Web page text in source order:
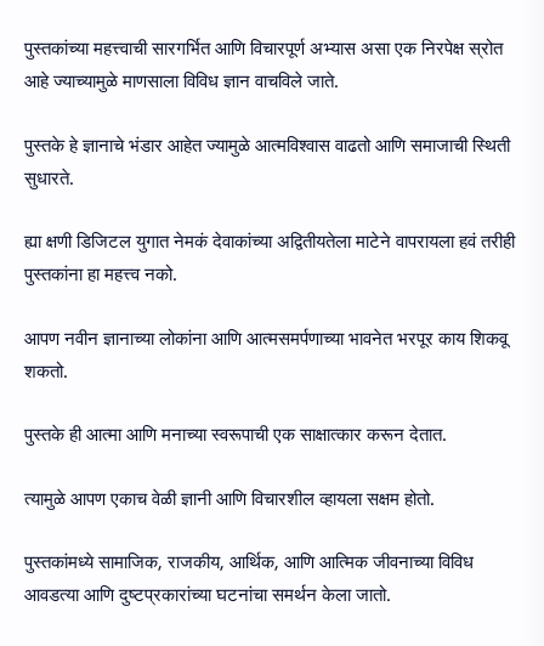
पुस्तकांच्या महत्त्वाची सारगर्भित आणि विचारपूर्ण अभ्यास असा एक निरपेक्ष स्रोत
आहे ज्याच्यामुळे माणसाला विविध ज्ञान वाचविले जाते.
पुस्तके हे ज्ञानाचे भंडार आहेत ज्यामुळे आत्मविश्वास वाढतो आणि समाजाची स्थिती
सुधारते.
ह्या क्षणी डिजिटल युगात नेमकं देवाकांच्या अद्वितीयतेला माटेने वापरायला हवं तरीही
पुस्तकांना हा महत्त्व नको.
आपण नवीन ज्ञानाच्या लोकांना आणि आत्मसमर्पणाच्या भावनेत भरपूर काय शिकवू
शकतो.
पुस्तके ही आत्मा आणि मनाच्या स्वरूपाची एक साक्षात्कार करून देतात.
त्यामुळे आपण एकाच वेळी ज्ञानी आणि विचारशील व्हायला सक्षम होतो.
पुस्तकांमध्ये सामाजिक, राजकीय, आर्थिक, आणि आत्मिक जीवनाच्या विविध
आवडत्या आणि दुष्टप्रकारांच्या घटनांचा समर्थन केला जातो.